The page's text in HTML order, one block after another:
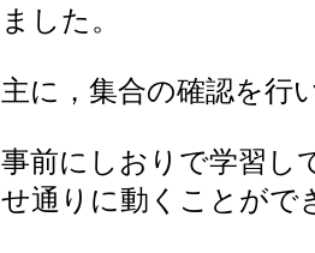
ました。
主に，集合の確認を行
事前にしおりで学習し
せ通りに動くことがで